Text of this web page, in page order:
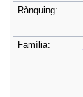
Rànquing:
Família: